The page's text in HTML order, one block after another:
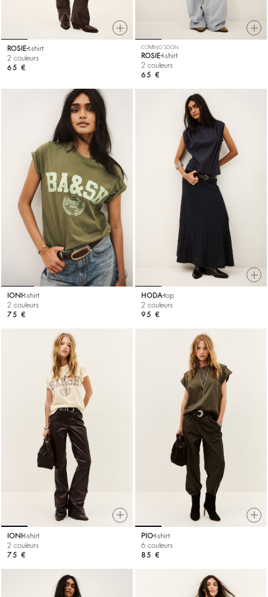
ROSIE t-shirt
2 couleurs
65 €
COMING SOON
ROSIE t-shirt
2 couleurs
65 €
IONI t-shirt
2 couleurs
75 €
HODAtop
2 couleurs
95 €
IONI t-shirt
2 couleurs
75 €
PIOt-shirt
6 couleurs
85 €